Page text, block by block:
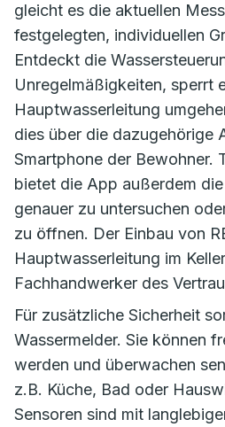
gleicht es die aktuellen
festgelegten, individuellen
Entdeckt die
Unregelmäßigkeiten, sperrt
Hauptwasserleitung
dies über die dazugehörige
Smartphone der Bewohner.
bietet die App außerdem
genauer zu untersuchen
zu öffnen. Der Einbau von
Hauptwasserleitung im
Fachhandwerker des
Für zusätzliche Sicherheit
Wassermelder. Sie können
werden und überwachen
z.B. Küche, Bad oder
Sensoren sind mit